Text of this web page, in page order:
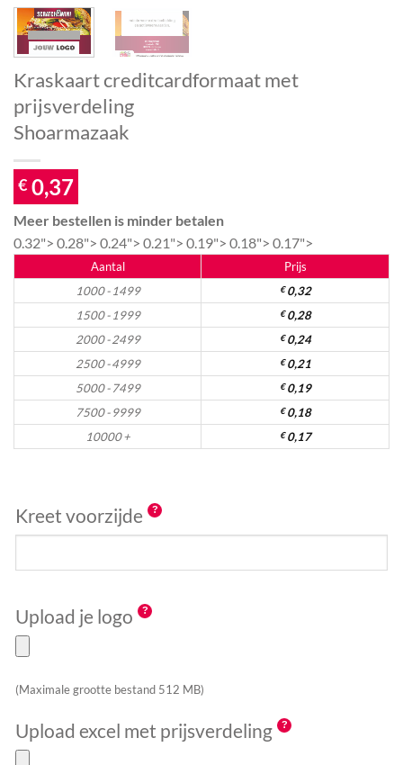
Kraskaart creditcardformaat met
prijsverdeling
Shoarmazaak
€ 0,37
Meer bestellen is minder betalen
0.32"> 0.28"> 0.24"> 0.21"> 0.19"> 0.18"> 0.17">
Aantal
Prijs
1000 - 1499
€0,32
1500 - 1999
€0,28
2000 - 2499
€0,24
2500 - 4999
€0,21
5000 - 7499
€0,19
7500 - 9999
€0,18
10000 +
€0,17
Kreet voorzijde
Upload je logo
(Maximale grootte bestand 512 MB)
Upload excel met prijsverdeling